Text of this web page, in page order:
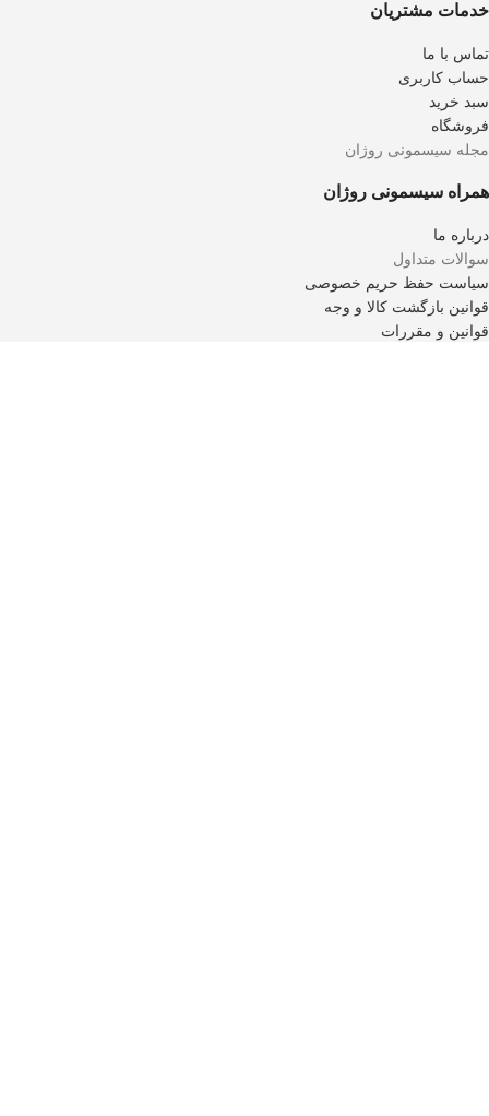
خدمات مشتریان
تماس با ما
حساب کاربری
سبد خرید
فروشگاه
مجله سیسمونی روژان
همراه سیسمونی روژان
درباره ما
سوالات متداول
سیاست حفظ حریم خصوصی
قوانین بازگشت کالا و وجه
قوانین و مقررات